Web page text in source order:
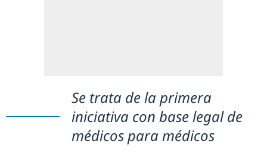
Se trata de la primera
iniciativa con base legal de
médicos para médicos